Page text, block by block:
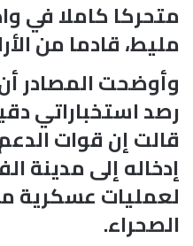
متحركا كاملا في
مليط، قادما من
وأوضحت المصادر
رصد استخباراتي
قالت إن قوات
إدخاله إلى مدينة
لعمليات عسكرية
الصحراء.